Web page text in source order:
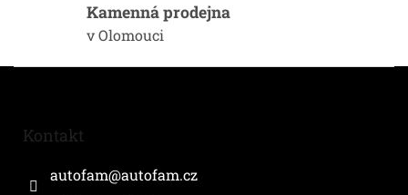
u
Kamenná prodejna
v Olomouci
Kontakt
autofam@autofam.cz